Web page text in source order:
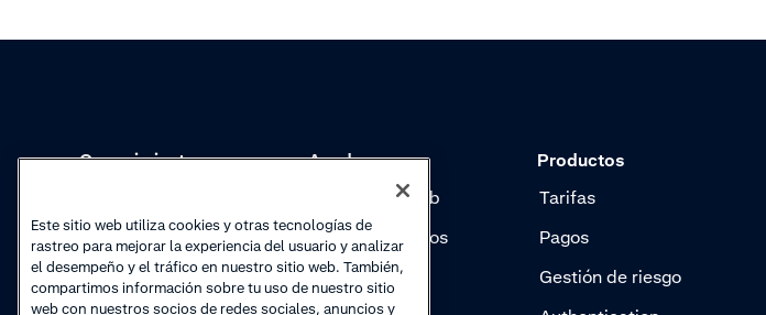
Conocimientos
Actualizaciones de
productos
Academy
Seminarios web
Vídeos prácticos
Productos
Tarifas
Pagos
Gestión de riesgo
Este sitio web utiliza cookies y otras tecnologías de
rastreo para mejorar la experiencia del usuario y analizar
el desempeño y el tráfico en nuestro sitio web. También,
compartimos información sobre tu uso de nuestro sitio
web con nuestros socios de redes sociales, anuncios y